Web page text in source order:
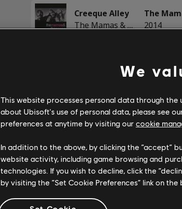
Creeque Alley
The Mamas & The Papas
2014
The Mamas & The Papas
2014
Go Where You Wanna Go
The Mamas & The Papas
2014
Hey Girl
2014
I Saw Her Again
We
This website processes personal data through the
about Ubisoft's use of personal data, please see
preferences at anytime by visiting our cookie
In addition to the above, by clicking the “accept”
website activity, including game browsing and
technologies. If you wish to decline, click the
by visiting the “Set Cookie Preferences” link on